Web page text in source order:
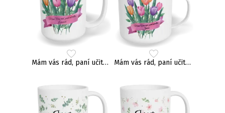
Mám vás rád, paní učitelko Mám vás rád, paní učitelko